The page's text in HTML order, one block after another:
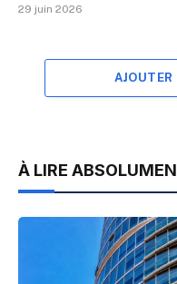
29 juin 2026
AJOUTER
À LIRE